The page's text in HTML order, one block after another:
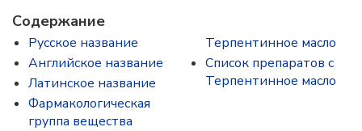
Содержание
Русское название
Английское название
Латинское название
Фармакологическая
группа вещества
Терпентинное масло
Список препаратов с
Терпентинное масло